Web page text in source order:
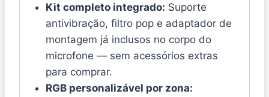
Kit completo integrado: Suporte
antivibração, filtro pop e adaptador de
montagem já inclusos no corpo do
microfone — sem acessórios extras
para comprar.
RGB personalizável por zona: